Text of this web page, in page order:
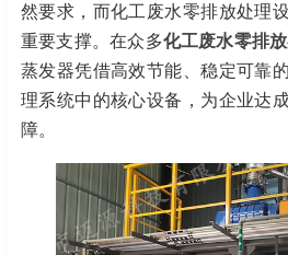
然要求，而化工废水零排放处理
重要支撑。在众多化工废水零排放
蒸发器凭借高效节能、稳定可靠
理系统中的核心设备，为企业达
障。